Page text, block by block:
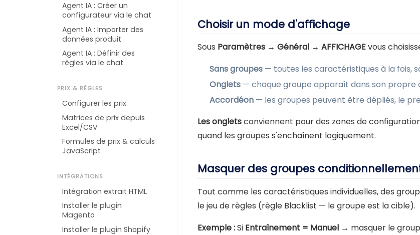
Agent IA : Créer un
configurateur via le chat
Agent IA : Importer des
données produit
Agent IA : Définir des
règles via le chat
PRIX & RÈGLES
Configurer les prix
Matrices de prix depuis
Excel/CSV
Formules de prix & calculs
JavaScript
INTÉGRATIONS
Intégration extrait HTML
Installer le plugin
Magento
Installer le plugin Shopify
Choisir un mode d'affichage
Sous Paramètres → Général → AFFICHAGEvous
Sans groupes — toutes les caractéristiques à la fois,
Onglets — chaque groupe apparaît dans son propre
Accordéon — les groupes peuvent être dépliés, le
Les ongletsconviennent pour des zones de
quand les groupes s'enchaînent logiquement.
Masquer des groupes
Tout comme les caractéristiques individuelles, des
le jeu de règles (règle Blacklist — le groupe est la cible).
Exemple :Si Entraînement = Manuel → masquer le